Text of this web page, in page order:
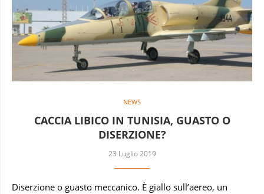
NEWS
CACCIA LIBICO IN TUNISIA, GUASTO O
DISERZIONE?
23 Luglio 2019
Diserzione o guasto meccanico. È giallo sull’aereo, un